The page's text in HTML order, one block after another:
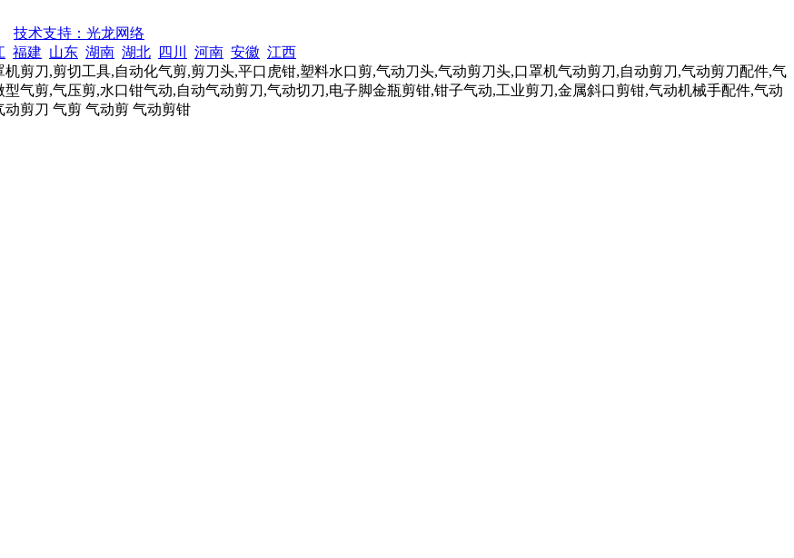
技术支持：光龙网络
福建 山东 湖南 湖北 四川 河南 安徽 江西
剪刀,剪切工具,自动化气剪,剪刀头,平口虎钳,塑料水口剪,气动刀头,气动剪刀头,口罩机气动剪刀,自动剪刀,气动剪刀配件,气
气剪,气压剪,水口钳气动,自动气动剪刀,气动切刀,电子脚金瓶剪钳,钳子气动,工业剪刀,金属斜口剪钳,气动机械手配件,气动
剪刀 气剪 气动剪 气动剪钳